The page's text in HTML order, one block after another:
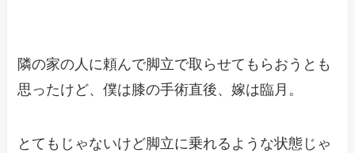
隣の家の人に頼んで脚立で取らせてもらおうとも
思ったけど、僕は膝の手術直後、嫁は臨月。
とてもじゃないけど脚立に乗れるような状態じゃ